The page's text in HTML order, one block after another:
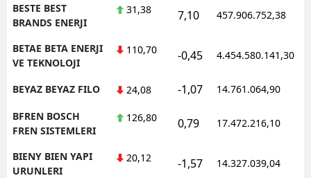
BESTE BEST
BRANDS ENERJI
31,38 7,10 457.906.752,38
BETAE BETA ENERJI
VE TEKNOLOJI
110,70 -0,45 4.454.580.141,30
BEYAZ BEYAZ FILO 24,08 -1,07 14.761.064,90
BFREN BOSCH
FREN SISTEMLERI
126,80 0,79 17.472.216,10
BIENY BIEN YAPI
URUNLERI
20,12 -1,57 14.327.039,04